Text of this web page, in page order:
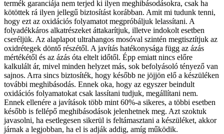
termék garanciája nem terjed ki ilyen meghibásodásokra, csak ha
kötöttek rá ilyen jellegű biztosítást korábban. Amit mi tudunk tenni,
hogy ezt az oxidációs folyamatot megpróbáljuk lelassítani. A
folyadékkáros alkatrészeket áttakarítjuk, illetve indokolt esetben
cseréljük. Az alaplapot ultrahangos mosóval szintén megtisztítjuk az
oxidrétegek döntő részétől. A javítás hatékonysága függ az ázás
mértékétől és az ázás óta eltelt időtől. Épp emiatt nincs előre
kalkulált ár, mivel minden helyzet más, sok befolyásoló tényező van
sajnos. Arra sincs biztosíték, hogy később ne jöjjön elő a készüléken
további meghibásodás. Ennek oka, hogy az egyszer beindult
oxidációs folyamatokat csak lassítani tudjuk, megállítani nem.
Ennek ellenére a javítások több mint 60%-a sikeres, a többi esetben
később is fellépő meghibásodások jelenhetnek meg. Azt szoktuk
javasolni, ha esetlegesen sikerül is feltámasztani a készüléket, akkor
járnak a legjobban, ha el is adják addig, amíg működik.